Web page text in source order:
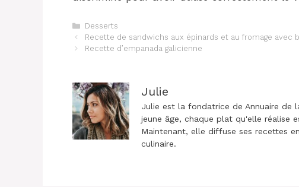
Catégories
Desserts
Navigation
des
Recette de sandwichs aux épinards et au fromage avec
Recette d’empanada galicienne
Julie
Julie est la fondatrice de Annuaire de
jeune âge, chaque plat qu'elle réalise
Maintenant, elle diffuse ses recettes
culinaire.